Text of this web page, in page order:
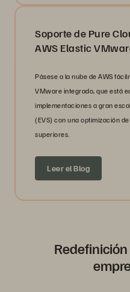
Soporte de Pure
AWS Elastic
Pásese a la nube de AWS
VMware integrado, que está
implementaciones a gran
(EVS) con una optimización
superiores.
Leer el Blog